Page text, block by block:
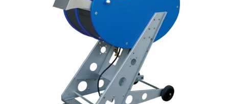
Kvalitet og miljø